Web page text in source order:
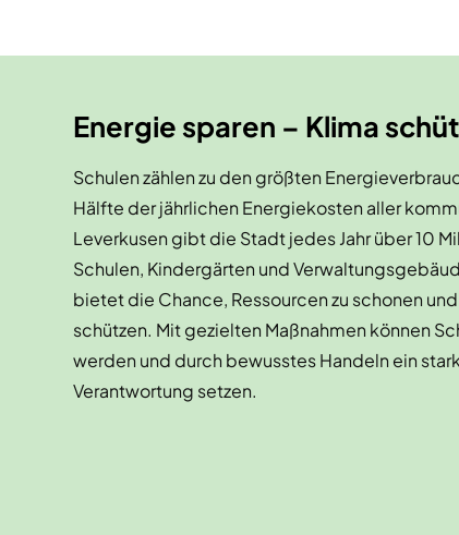
Energie sparen – Klima
Schulen zählen zu den größten
Hälfte der jährlichen Energiekosten aller
Leverkusen gibt die Stadt jedes Jahr über 10
Schulen, Kindergärten und
bietet die Chance, Ressourcen zu schonen
schützen. Mit gezielten Maßnahmen können
werden und durch bewusstes Handeln ein
Verantwortung setzen.